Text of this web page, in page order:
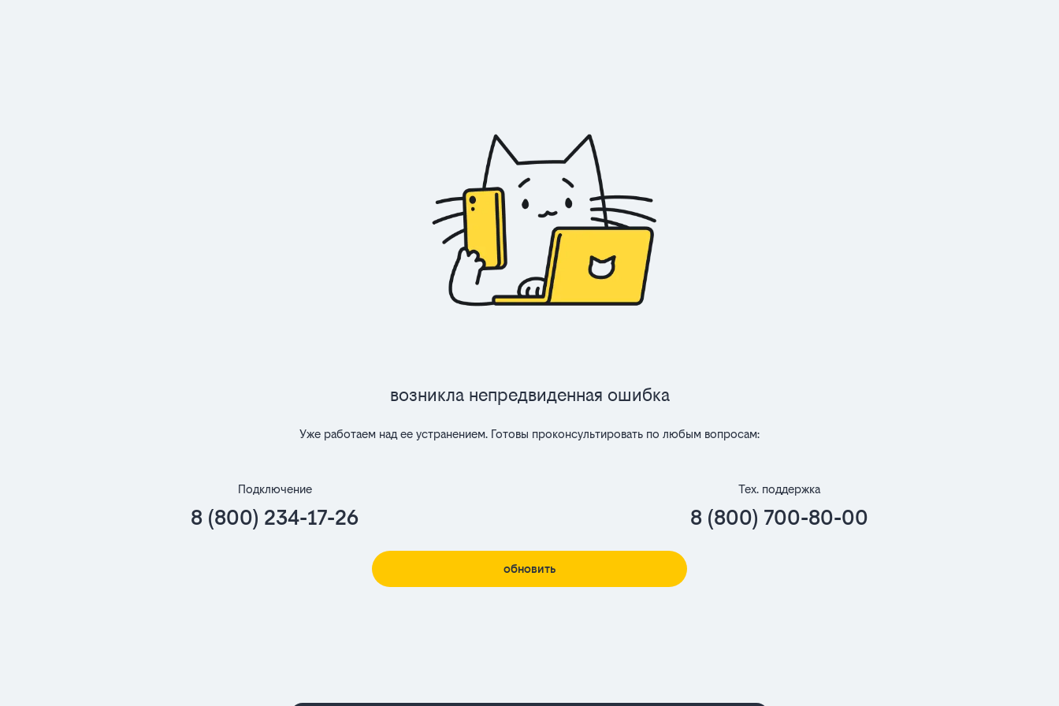
Возникла непредвиденная ошибка
Уже работаем над ее устранением. Готовы проконсультировать по любым вопросам:
Подключение
8 (800) 234-17-26
Тех. поддержка
8 (800) 700-80-00
обновить